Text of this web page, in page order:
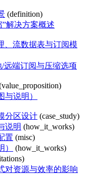
(definition)
解决方案概述
、流数据表与订阅模
/远端订阅与压缩选项
说明）
分区设计 (case_study)
说明 (how_it_works)
置 (misc)
(how_it_works)
对资源与效率的影响